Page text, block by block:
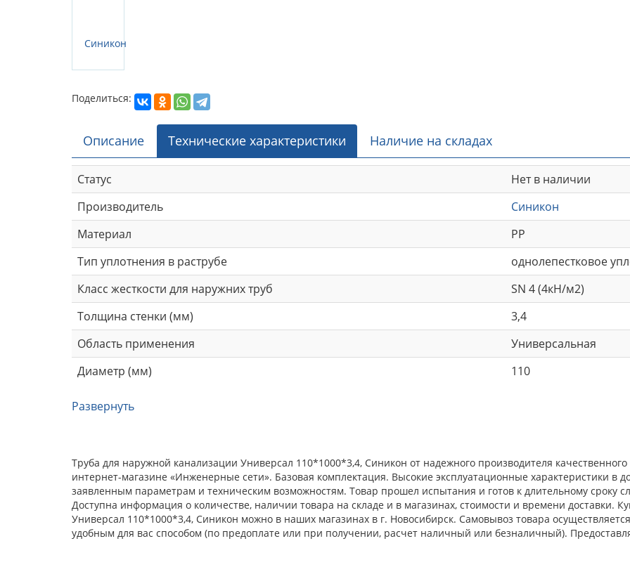
Поделиться:
Описание Технические характеристики Наличие на складах
Статус
Нет в наличии
Производитель
Синикон
Материал
РР
Тип уплотнения в раструбе
однолепестковое
Класс жесткости для наружних труб
SN 4 (4кН/м2)
Толщина стенки (мм)
3,4
Область применения
Универсальная
Диаметр (мм)
110
Развернуть
Труба для наружной канализации Универсал 110*1000*3,4, Синикон от надежного производителя
интернет-магазине «Инженерные сети». Базовая комплектация. Высокие эксплуатационные характеристики в
заявленным параметрам и техническим возможностям. Товар прошел испытания и готов к длительному сроку
Доступна информация о количестве, наличии товара на складе и в магазинах, стоимости и времени доставки.
Универсал 110*1000*3,4, Синикон можно в наших магазинах в г. Новосибирск. Самовывоз товара
удобным для вас способом (по предоплате или при получении, расчет наличный или безналичный).